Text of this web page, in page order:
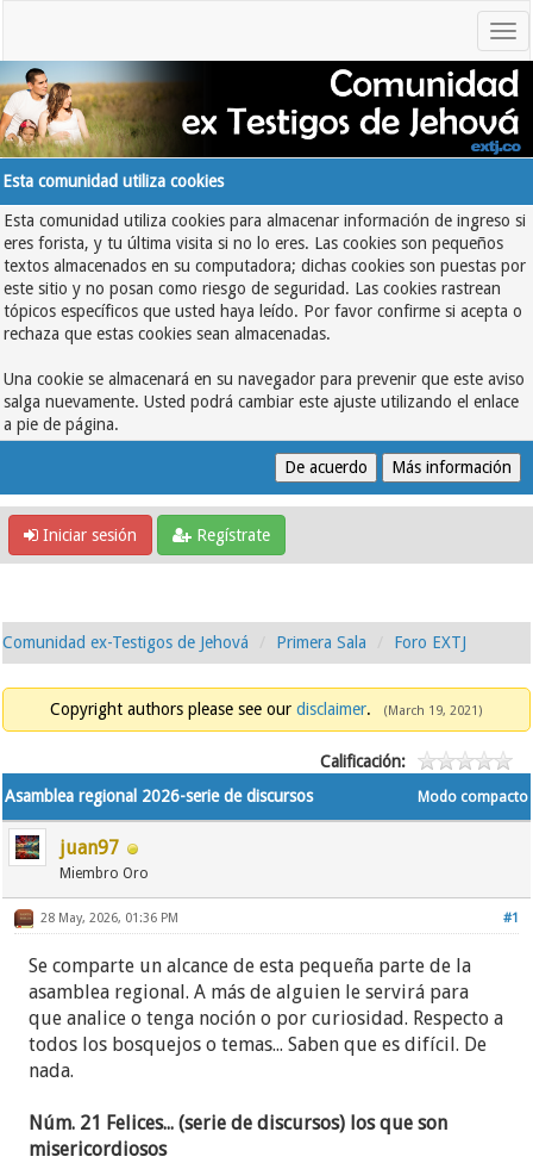
Esta comunidad utiliza cookies
Esta comunidad utiliza cookies para almacenar información de ingreso si
eres forista, y tu última visita si no lo eres. Las cookies son pequeños
textos almacenados en su computadora; dichas cookies son puestas por
este sitio y no posan como riesgo de seguridad. Las cookies rastrean
tópicos específicos que usted haya leído. Por favor confirme si acepta o
rechaza que estas cookies sean almacenadas.
Una cookie se almacenará en su navegador para prevenir que este aviso
salga nuevamente. Usted podrá cambiar este ajuste utilizando el enlace
a pie de página.
Iniciar sesión Regístrate
Comunidad ex-Testigos de Jehová Primera Sala Foro EXTJ
Copyright authors please see our disclaimer. (March 19, 2021)
Calificación:
Modo compacto
Asamblea regional 2026-serie de discursos
juan97
Miembro Oro
#1
28 May, 2026, 01:36 PM
Se comparte un alcance de esta pequeña parte de la
asamblea regional. A más de alguien le servirá para
que analice o tenga noción o por curiosidad. Respecto a
todos los bosquejos o temas... Saben que es difícil. De
nada.
Núm. 21 Felices... (serie de discursos) los que son
misericordiosos